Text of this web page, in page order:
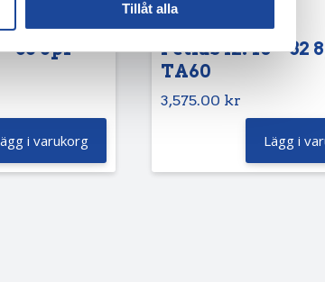
kan i sin tur kombinera informationen
Tillåt alla
36 8pr
i varukorg
Petlas 12.40 – 32
TA60
3,575.00 kr
Lägg i